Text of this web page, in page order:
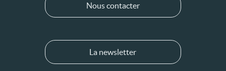
Nous contacter
La newsletter